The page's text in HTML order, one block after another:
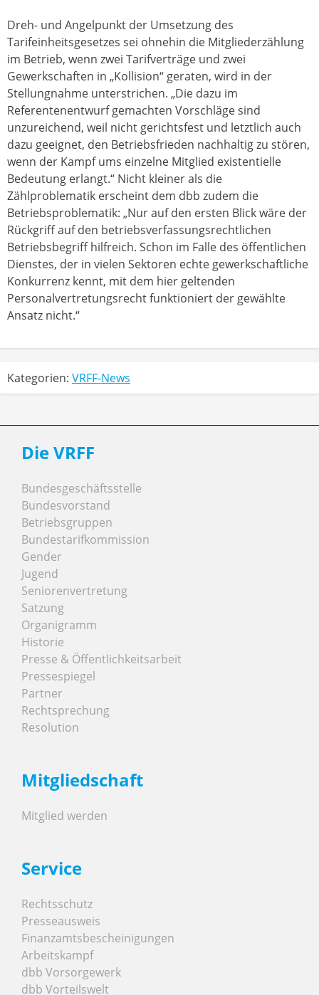
Dreh- und Angelpunkt der Umsetzung des
Tarifeinheitsgesetzes sei ohnehin die Mitgliederzählung
im Betrieb, wenn zwei Tarifverträge und zwei
Gewerkschaften in „Kollision“ geraten, wird in der
Stellungnahme unterstrichen. „Die dazu im
Referentenentwurf gemachten Vorschläge sind
unzureichend, weil nicht gerichtsfest und letztlich auch
dazu geeignet, den Betriebsfrieden nachhaltig zu stören,
wenn der Kampf ums einzelne Mitglied existentielle
Bedeutung erlangt.“ Nicht kleiner als die
Zählproblematik erscheint dem dbb zudem die
Betriebsproblematik: „Nur auf den ersten Blick wäre der
Rückgriff auf den betriebsverfassungsrechtlichen
Betriebsbegriff hilfreich. Schon im Falle des öffentlichen
Dienstes, der in vielen Sektoren echte gewerkschaftliche
Konkurrenz kennt, mit dem hier geltenden
Personalvertretungsrecht funktioniert der gewählte
Ansatz nicht.“
Kategorien: VRFF-News
Die VRFF
Bundesgeschäftsstelle
Bundesvorstand
Betriebsgruppen
Bundestarifkommission
Gender
Jugend
Seniorenvertretung
Satzung
Organigramm
Historie
Presse & Öffentlichkeitsarbeit
Pressespiegel
Partner
Rechtsprechung
Resolution
Mitgliedschaft
Mitglied werden
Service
Rechtsschutz
Presseausweis
Finanzamtsbescheinigungen
Arbeitskampf
dbb Vorsorgewerk
dbb Vorteilswelt